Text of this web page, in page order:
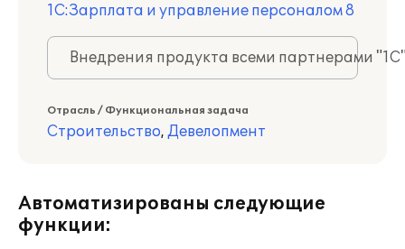
1С:Зарплата и управление персоналом 8
Внедрения продукта всеми партнерами
Отрасль / Функциональная задача
Строительство, Девелопмент
Автоматизированы следующие
функции: